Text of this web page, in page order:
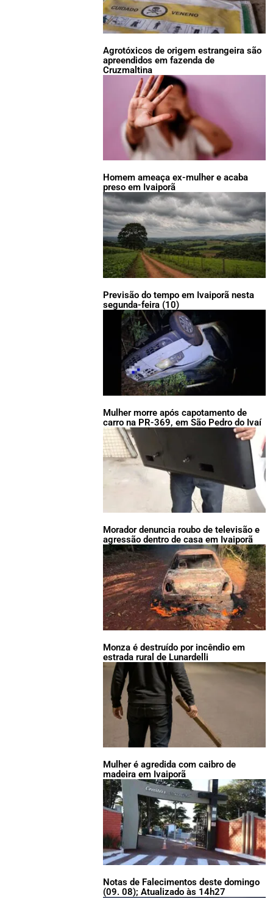
Agrotóxicos de origem estrangeira são
apreendidos em fazenda de
Cruzmaltina
Homem ameaça ex-mulher e acaba
preso em Ivaiporã
Previsão do tempo em Ivaiporã nesta
segunda-feira (10)
Mulher morre após capotamento de
carro na PR-369, em São Pedro do Ivaí
Morador denuncia roubo de televisão e
agressão dentro de casa em Ivaiporã
Monza é destruído por incêndio em
estrada rural de Lunardelli
Mulher é agredida com caibro de
madeira em Ivaiporã
Notas de Falecimentos deste domingo
(09. 08); Atualizado às 14h27